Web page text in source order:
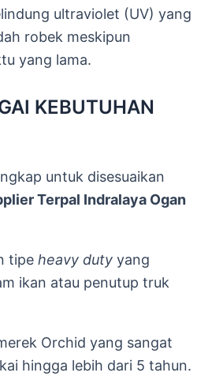
ultraviolet (UV) yang
robek meskipun
yang lama.
KEBUTUHAN
untuk disesuaikan
Terpal Indralaya Ogan
tipe heavy duty yang
ikan atau penutup truk
Orchid yang sangat
hingga lebih dari 5 tahun.